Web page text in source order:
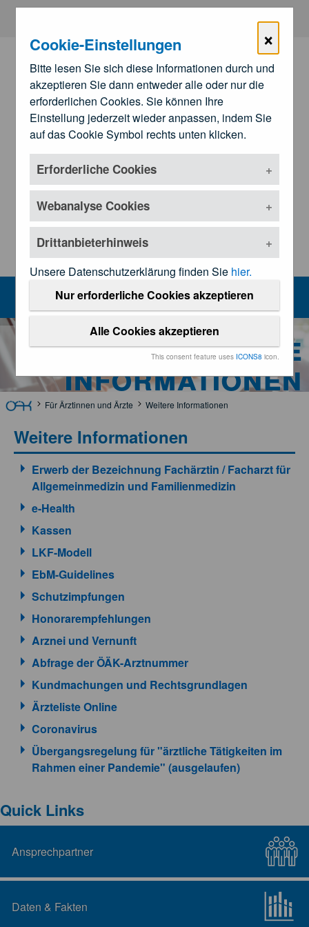
×
Cookie-Einstellungen
Bitte lesen Sie sich diese Informationen durch und
akzeptieren Sie dann entweder alle oder nur die
erforderlichen Cookies. Sie können Ihre
Einstellung jederzeit wieder anpassen, indem Sie
auf das Cookie Symbol rechts unten klicken.
Erforderliche Cookies
Webanalyse Cookies
Drittanbieterhinweis
Unsere Datenschutzerklärung finden Sie hier.
Nur erforderliche Cookies akzeptieren
Alle Cookies akzeptieren
This consent feature uses ICONS8 icon.
Zum Hauptinhalt springen
Zu den
Landesärztekammern
Weitere Informationen
MENU
Weitere
Informationen
Für Ärztinnen und Ärzte Weitere Informationen
Weitere Informationen
Erwerb der Bezeichnung Fachärztin / Facharzt für
Allgemeinmedizin und Familienmedizin
e-Health
Kassen
LKF-Modell
EbM-Guidelines
Schutzimpfungen
Honorarempfehlungen
Arznei und Vernunft
Abfrage der ÖÄK-Arztnummer
Kundmachungen und Rechtsgrundlagen
Ärzteliste Online
Coronavirus
Übergangsregelung für "ärztliche Tätigkeiten im
Rahmen einer Pandemie" (ausgelaufen)
Quick Links
Ansprechpartner
Daten & Fakten